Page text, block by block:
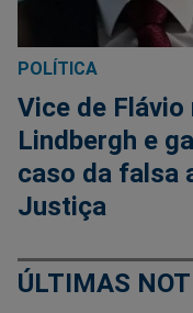
POLÍTICA
Vice de
Lindbergh e
caso da falsa
Justiça
ÚLTIMAS